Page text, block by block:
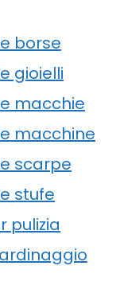
borse
gioielli
macchie
macchine
scarpe
stufe
pulizia